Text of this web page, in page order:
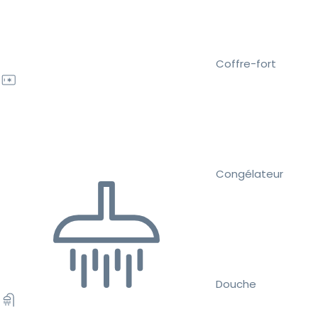
Coffre-fort
Congélateur
Douche